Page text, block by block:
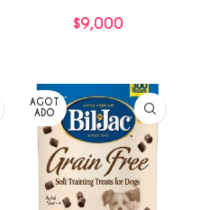
$9,000
AGOT
ADO